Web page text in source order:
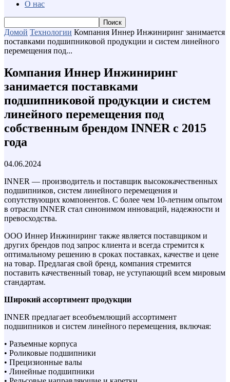
О нас
Домой Технологии Компания Иннер Инжиниринг занимается
поставками подшипниковой продукции и систем линейного
перемещения под...
Компания Иннер Инжиниринг
занимается поставками
подшипниковой продукции и систем
линейного перемещения под
собственным брендом INNER с 2015
года
04.06.2024
INNER — производитель и поставщик высококачественных
подшипников, систем линейного перемещения и
сопутствующих компонентов. С более чем 10-летним опытом
в отрасли INNER стал синонимом инноваций, надежности и
превосходства.
ООО Иннер Инжиниринг также является поставщиком и
других брендов под запрос клиента и всегда стремится к
оптимальному решению в сроках поставках, качестве и цене
на товар. Предлагая свой бренд, компания стремится
поставить качественный товар, не уступающий всем мировым
стандартам.
Широкий ассортимент продукции
INNER предлагает всеобъемлющий ассортимент
подшипников и систем линейного перемещения, включая:
• Разъемные корпуса
• Роликовые подшипники
• Прецизионные валы
• Линейные подшипники